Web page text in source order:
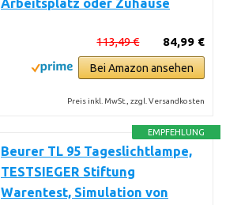
Arbeitsplatz oder Zuhause
84,99 €
113,49 €
Bei Amazon ansehen
Preis inkl. MwSt., zzgl. Versandkosten
EMPFEHLUNG
Beurer TL 95 Tageslichtlampe,
TESTSIEGER Stiftung
Warentest, Simulation von